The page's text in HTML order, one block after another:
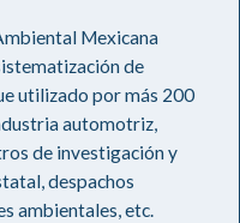
Mexicana
de
utilizado por más 200
automotriz,
de investigación y
despachos
ambientales, etc.